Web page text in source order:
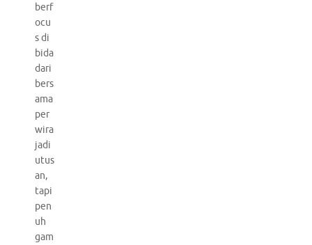
berf
ocu
s di
bida
dari
bers
ama
per
wira
jadi
utus
an,
tapi
pen
uh
gam